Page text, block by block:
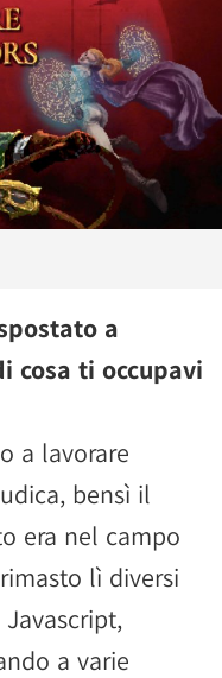
a
cosa ti occupavi
a lavorare
bensì il
era nel campo
lì diversi
a varie